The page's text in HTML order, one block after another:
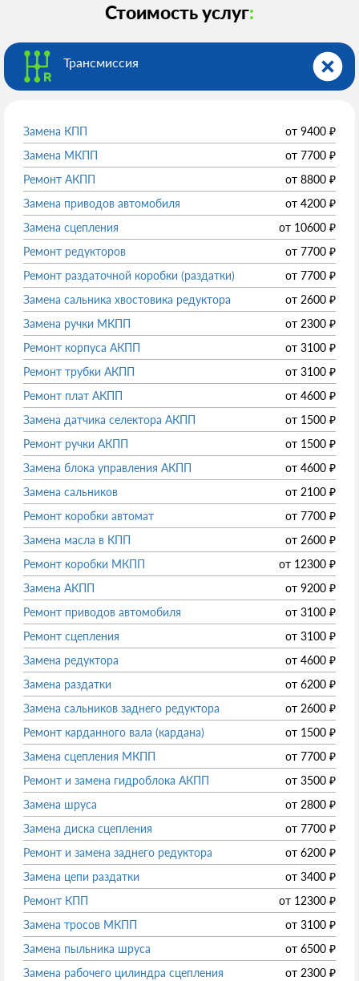
Стоимость услуг:
Трансмиссия
Замена КПП от 9400 ₽
Замена МКПП
от 7700 ₽
Ремонт АКПП
от 8800 ₽
Замена приводов автомобиля
от 4200 ₽
Замена сцепления
от 10600 ₽
Ремонт редукторов
от 7700 ₽
Ремонт раздаточной коробки (раздатки)
от 7700 ₽
Замена сальника хвостовика редуктора
от 2600 ₽
Замена ручки МКПП
от 2300 ₽
Ремонт корпуса АКПП
от 3100 ₽
Ремонт трубки АКПП
от 3100 ₽
Ремонт плат АКПП
от 4600 ₽
Замена датчика селектора АКПП
от 1500 ₽
Ремонт ручки АКПП
от 1500 ₽
Замена блока управления АКПП
от 4600 ₽
Замена сальников
от 2100 ₽
Ремонт коробки автомат
от 7700 ₽
Замена масла в КПП
от 2600 ₽
Ремонт коробки МКПП
от 12300 ₽
Замена АКПП
от 9200 ₽
Ремонт приводов автомобиля
от 3100 ₽
Ремонт сцепления
от 3100 ₽
Замена редуктора
от 4600 ₽
Замена раздатки
от 6200 ₽
Замена сальников заднего редуктора
от 2600 ₽
Ремонт карданного вала (кардана)
от 1500 ₽
Замена сцепления МКПП
от 7700 ₽
Ремонт и замена гидроблока АКПП
от 3500 ₽
Замена шруса
от 2800 ₽
Замена диска сцепления
от 7700 ₽
Ремонт и замена заднего редуктора
от 6200 ₽
Замена цепи раздатки
от 3400 ₽
Ремонт КПП
от 12300 ₽
Замена тросов МКПП
от 3100 ₽
Замена пыльника шруса
от 6500 ₽
Замена рабочего цилиндра сцепления
от 2300 ₽